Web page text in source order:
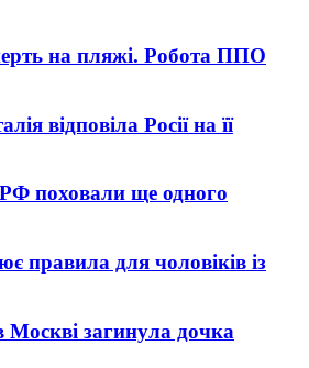
на пляжі. Робота ППО
відповіла Росії на її
поховали ще одного
правила для чоловіків із
Москві загинула дочка